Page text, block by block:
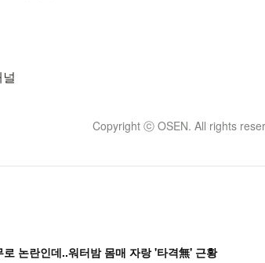
Copyright ⓒ OSEN. All rights
논란인데..워터밤 몸매 자랑 '타격無' 근황